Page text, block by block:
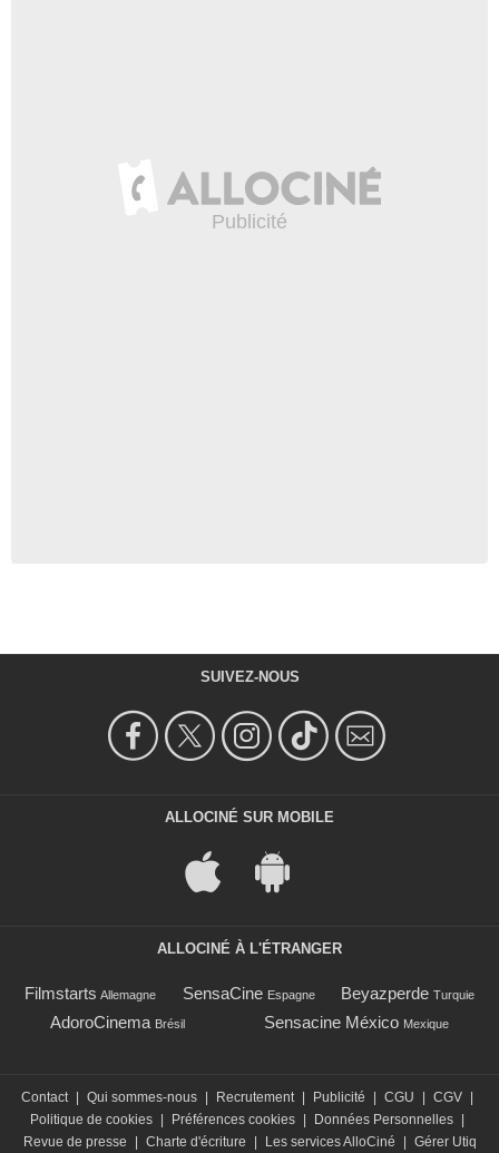
SUIVEZ-NOUS
ALLOCINÉ SUR MOBILE
ALLOCINÉ À L'ÉTRANGER
Filmstarts Allemagne SensaCine Espagne Beyazperde Turquie
AdoroCinema Brésil Sensacine México Mexique
Contact Qui sommes-nous Recrutement Publicité CGU CGV
Politique de cookies
Préférences cookies Données Personnelles
Revue de presse
Charte d'écriture Les services AlloCiné Gérer Utiq